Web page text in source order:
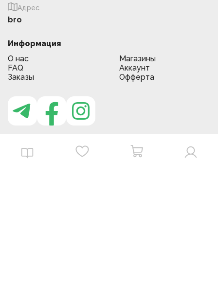
Адрес
bro
Информация
О нас
Магазины
FAQ
Аккаунт
Заказы
Офферта
Приложение MBG store